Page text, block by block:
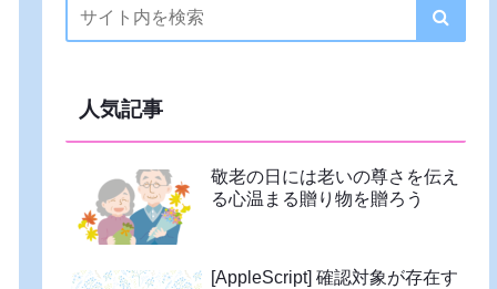
人気記事
敬老の日には老いの尊さを伝え
る心温まる贈り物を贈ろう
[AppleScript] 確認対象が存在す